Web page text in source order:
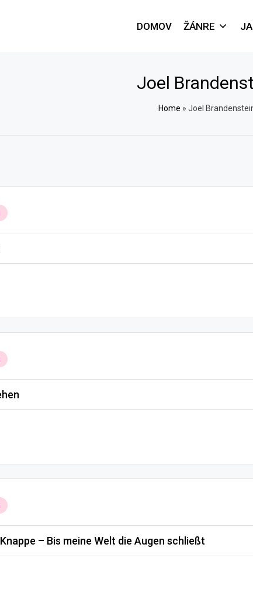
DOMOV ŽÁNRE
Joel
Home » Joel
– Bis meine Welt die Augen schließt